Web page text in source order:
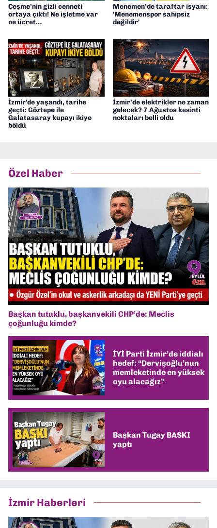
Çeşme’nin gizli cenneti
ortaya çıktı! Ne işletme var
ne ücret…
Menemen’de taraftar isyanı:
'Menemenspor sahipsiz
değildir'
İzmir'de yaşandı, tarihe
geçti: Göztepe ile
Galatasaray kupayı ikiye
böldü
İzmir’de elektrikler ne zaman
gelecek? 7 Ağustos kesinti
noktaları belli oldu
Özel Haber
Başkan tutuklu, başkanvekili CHP’de: Meclis
çoğunluğu kimde?
İYİ Parti İzmir’de iddialı
hedef: “Dervişoğlu’nun
memleketinde en yüksek
oyu alacağız”
Başkan Tugay BASKI
yaptı
İzmir Haberleri